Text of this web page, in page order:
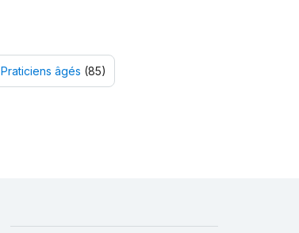
Praticiens âgés (85)